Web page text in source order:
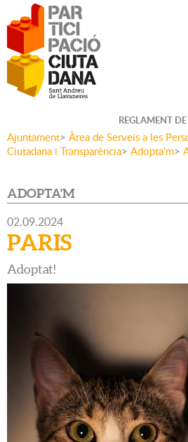
REGLAMENT
Ajuntament> Àrea de Serveis a les
Ciutadana i Transparència> Adopta'm>
ADOPTA'M
02.09.2024
PARIS
Adoptat!